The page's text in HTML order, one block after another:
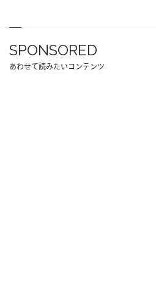
SPONSORED
あわせて読みたいコンテンツ